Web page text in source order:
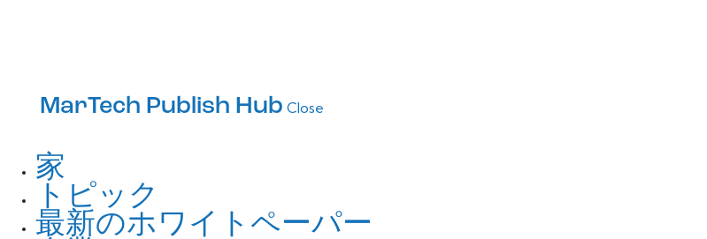
MarTech Publish Hub Close
家
トピック
最新のホワイトペーパー